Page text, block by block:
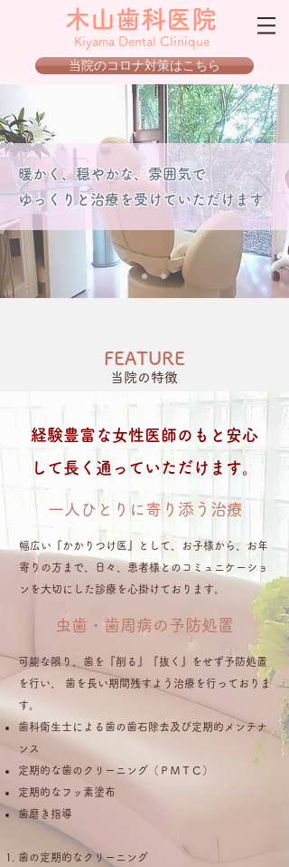
木山歯科医院
Kiyama Dental Clinique
当院のコロナ対策はこちら
暖かく、穏やかな、雰囲気で
ゆっくりと治療を受けていただけます ​
FEATURE
当院の特徴
経験豊富な女性医師のもと安心
して長く通っていただけます。
一人ひとりに寄り添う治療
幅広い『かかりつけ医』として、お子様から、お年
寄りの方まで、日々、患者様とのコミュニケーショ
ンを大切にした診療を心掛けております。
虫歯・歯周病の予防処置
可能な限り、歯を『削る』『抜く』をせず予防処置
を行い、 歯を長い期間残すよう治療を行っておりま
す。
歯科衛生士による歯の歯石除去及び定期的メンテナ
ンス
定期的な歯のクリーニング（ＰＭＴＣ）
定期的なフッ素塗布
歯磨き指導
歯の定期的なクリーニング